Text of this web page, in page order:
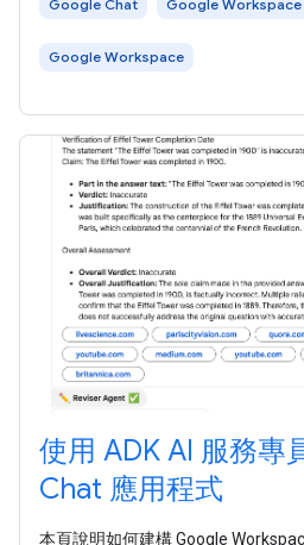
Google Chat Google Workspace
Google Workspace
使用 ADK AI 服務專
Chat 應用程式
本頁說明如何建構 Google